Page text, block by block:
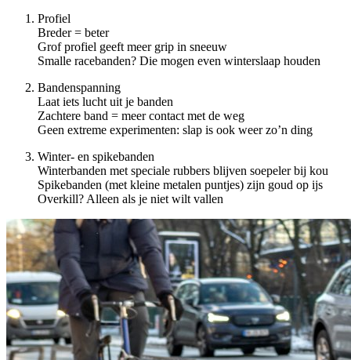
Profiel
Breder = beter
Grof profiel geeft meer grip in sneeuw
Smalle racebanden? Die mogen even winterslaap houden
Bandenspanning
Laat iets lucht uit je banden
Zachtere band = meer contact met de weg
Geen extreme experimenten: slap is ook weer zo’n ding
Winter- en spikebanden
Winterbanden met speciale rubbers blijven soepeler bij kou
Spikebanden (met kleine metalen puntjes) zijn goud op ijs
Overkill? Alleen als je niet wilt vallen